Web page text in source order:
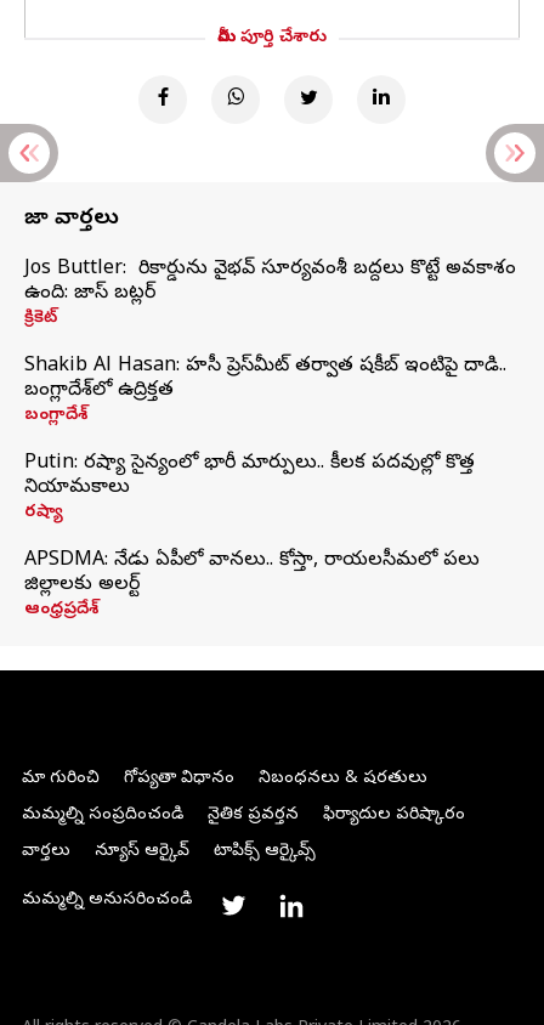
మీరు పూర్తి చేశారు
తాజా వార్తలు
Jos Buttler: నా రికార్డును వైభవ్ సూర్యవంశీ బద్దలు కొట్టే అవకాశం
ఉంది: జాస్ బట్లర్
క్రికెట్
Shakib Al Hasan: హసీనా ప్రెస్‌మీట్‌ తర్వాత షకీబ్‌ ఇంటిపై దాడి..
బంగ్లాదేశ్‌లో ఉద్రిక్తత
బంగ్లాదేశ్
Putin: రష్యా సైన్యంలో భారీ మార్పులు.. కీలక పదవుల్లో కొత్త
నియామకాలు
రష్యా
APSDMA: నేడు ఏపీలో వానలు.. కోస్తా, రాయలసీమలో పలు
జిల్లాలకు అలర్ట్
ఆంధ్రప్రదేశ్
మా గురించి గోప్యతా విధానం
నిబంధనలు & షరతులు
మమ్మల్ని సంప్రదించండి
నైతిక ప్రవర్తన
ఫిర్యాదుల పరిష్కారం
వార్తలు
న్యూస్ ఆర్కైవ్ టాపిక్స్ ఆర్కైవ్స్
మమ్మల్ని అనుసరించండి